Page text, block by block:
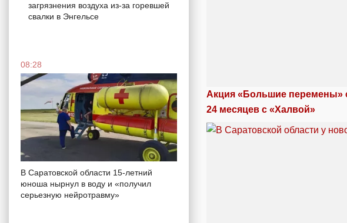
загрязнения воздуха из-за горевшей
свалки в Энгельсе
08:28
В Саратовской области 15-летний
юноша нырнул в воду и «получил
серьезную нейротравму»
Акция «Большие перемены»
24 месяцев с «Халвой»